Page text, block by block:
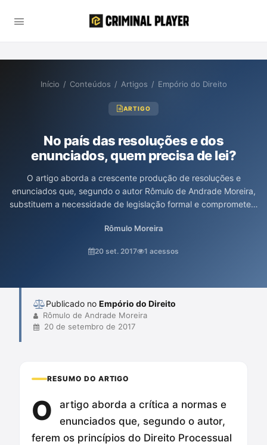
Início / Conteúdos / Artigos / Empório do Direito
ARTIGO
No país das resoluções e dos
enunciados, quem precisa de lei?
O artigo aborda a crescente produção de resoluções e
enunciados que, segundo o autor Rômulo de Andrade Moreira,
substituem a necessidade de legislação formal e comprometem
Resolução nº 18 do Conselho Nacional do Ministério Público e os
sobre sua inconstitucionalidade e a usurpação da função
Rômulo Moreira
20 set. 2017 1 acessos
Publicado no Empório do Direito
Rômulo de Andrade Moreira
20 de setembro de 2017
RESUMO DO ARTIGO
O
artigo aborda a crítica a normas e
enunciados que, segundo o autor,
ferem os princípios do Direito Processual